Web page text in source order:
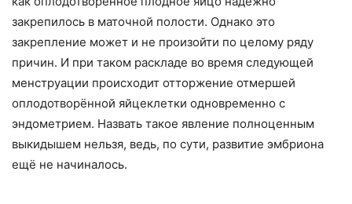
закрепилось в маточной полости. Однако это
закрепление может и не произойти по целому ряду
причин. И при таком раскладе во время следующей
менструации происходит отторжение отмершей
оплодотворённой яйцеклетки одновременно с
эндометрием. Назвать такое явление полноценным
выкидышем нельзя, ведь, по сути, развитие эмбриона
ещё не начиналось.